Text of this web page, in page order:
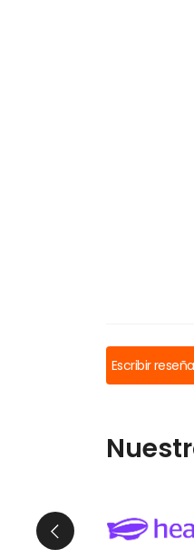
Escribir reseña